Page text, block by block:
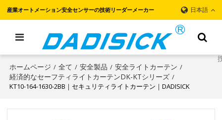
産業オートメーション安全センサーの技術リーダーメーカー 日本語
ホームページ / 全て / 安全製品 / 安全ライトカーテン /
経済的なセーフティライトカーテンDK-KTシリーズ /
KT10-164-1630-2BB｜セキュリティライトカーテン｜DADISICK